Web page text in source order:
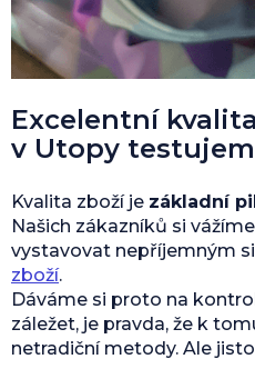
Excelentní
v Utopy
Kvalita zboží je základní
Našich zákazníků si
vystavovat nepříjemným
zboží.
Dáváme si proto na
záležet, je pravda, že k
netradiční metody. Ale